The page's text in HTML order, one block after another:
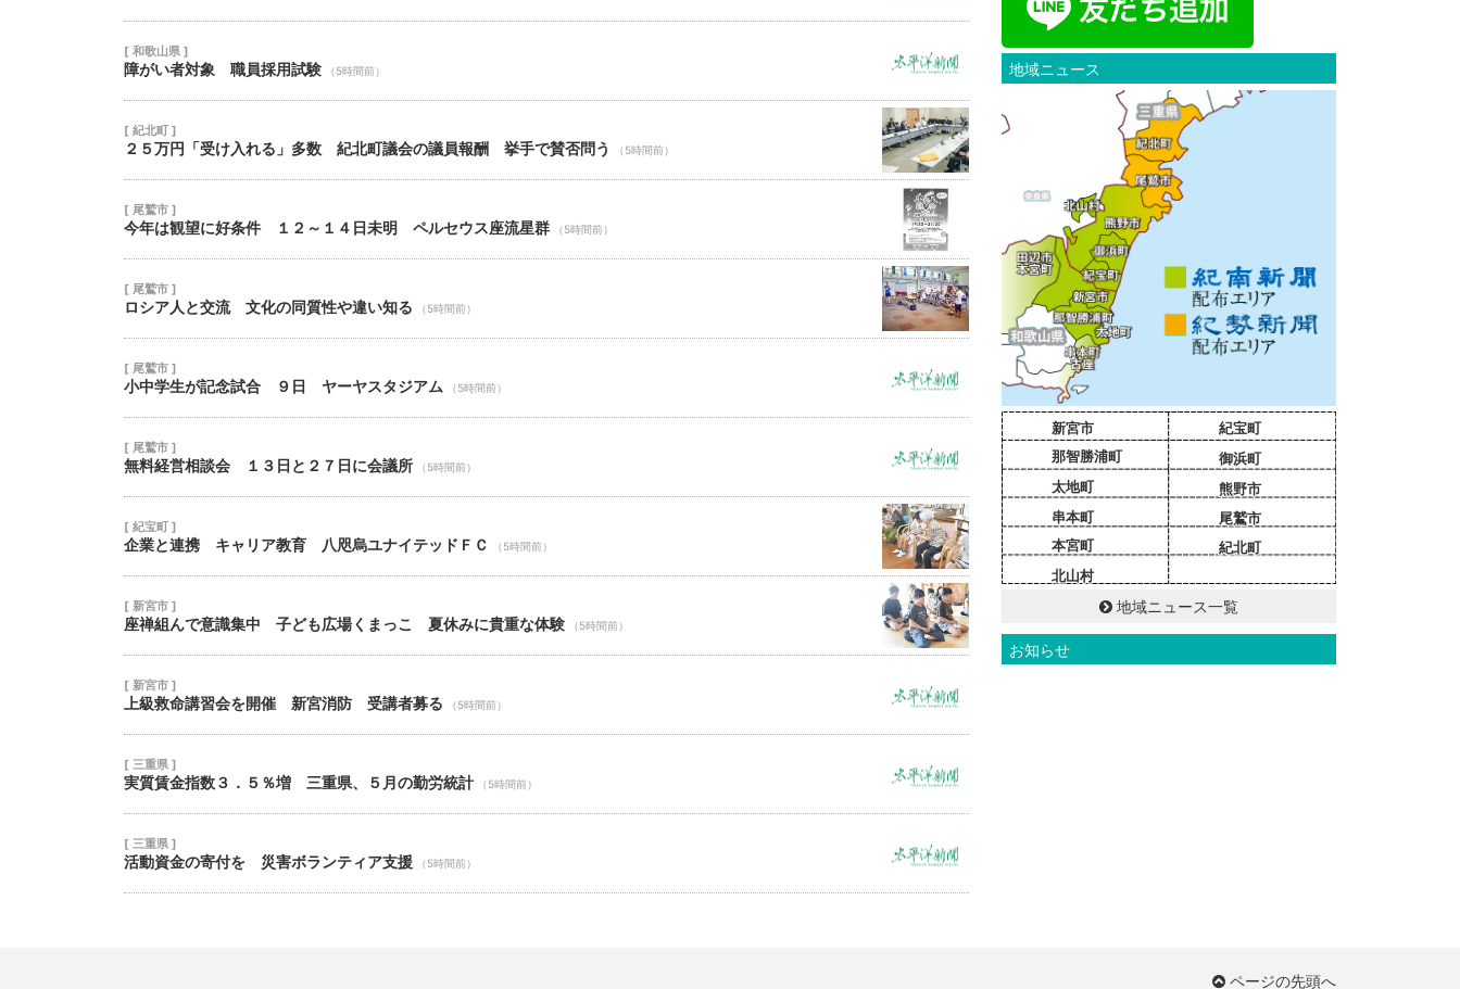
[ 和歌山県 ]
障がい者対象 職員採用試験 （5時間前）
[ 紀北町 ]
２５万円「受け入れる」多数 紀北町議会の議員報酬 挙手で賛否問う （5時間前）
[ 尾鷲市 ]
今年は観望に好条件 １２～１４日未明 ペルセウス座流星群 （5時間前）
[ 尾鷲市 ]
ロシア人と交流 文化の同質性や違い知る （5時間前）
[ 尾鷲市 ]
小中学生が記念試合 ９日 ヤーヤスタジアム （5時間前）
[ 尾鷲市 ]
無料経営相談会 １３日と２７日に会議所 （5時間前）
[ 紀宝町 ]
企業と連携 キャリア教育 八咫烏ユナイテッドＦＣ （5時間前）
[ 新宮市 ]
座禅組んで意識集中 子ども広場くまっこ 夏休みに貴重な体験 （5時間前）
[ 新宮市 ]
上級救命講習会を開催 新宮消防 受講者募る （5時間前）
[ 三重県 ]
実質賃金指数３．５％増 三重県、５月の勤労統計 （5時間前）
[ 三重県 ]
活動資金の寄付を 災害ボランティア支援 （5時間前）
地域ニュース
新宮市
那智勝浦町
太地町
串本町
本宮町
北山村
紀宝町
御浜町
熊野市
尾鷲市
紀北町
地域ニュース一覧
お知らせ
ページの先頭へ